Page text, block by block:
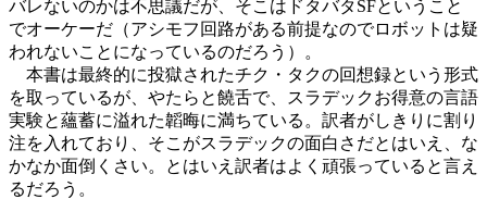
バレないのかは不思議だが、そこはドタバタSFということ
でオーケーだ（アシモフ回路がある前提なのでロボットは疑
われないことになっているのだろう）。
本書は最終的に投獄されたチク・タクの回想録という形式
を取っているが、やたらと饒舌で、スラデックお得意の言語
実験と蘊蓄に溢れた韜晦に満ちている。訳者がしきりに割り
注を入れており、そこがスラデックの面白さだとはいえ、な
かなか面倒くさい。とはいえ訳者はよく頑張っていると言え
るだろう。